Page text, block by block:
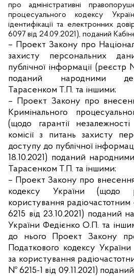
про адміністративні
процесуального кодексу
ідентифікації та електронних
6097 від 24.09.2021), поданий
– Проект Закону про
захисту персональних
публічної інформації (реєстр
поданий народними
Тарасенком Т.П. та іншими;
–
Проект Закону про
Кримінального
(щодо гарантії
комісії з питань захисту
доступу до публічної
18.10.2021) поданий
Тарасенком Т.П. та іншими;
– Проект Закону про
кодексу України (щодо
користування
6215 від 23.10.2021) поданий
України Федієнко О.П. та
до нього Проект Закону
Податкового кодексу
за користування
№ 6215-1 від 09.11.2021)